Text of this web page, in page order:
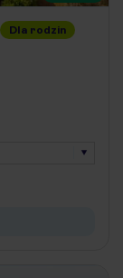
Dla rodzin